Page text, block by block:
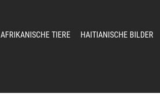
AFRIKANISCHE TIERE HAITIANISCHE BILDER